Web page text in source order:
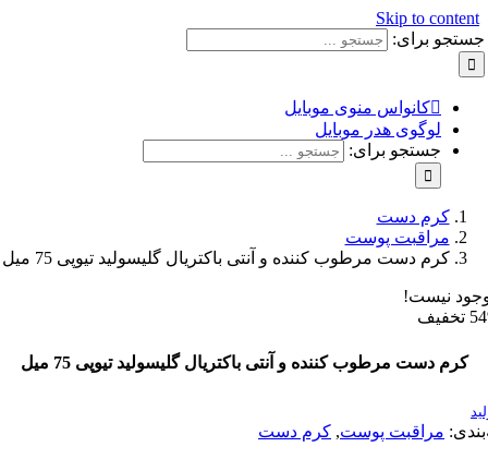
Skip to
برای:
کانواس منوی موبایل
لوگوی هدر موبایل
جستجو برای:
کرم دست
مراقبت پوست
کرم دست مرطوب کننده و آنتی باکتریال گلیسولید تیوپی 75 میل
نیست!
دست مرطوب کننده و آنتی باکتریال گلیسولید تیوپی 75 میل
مراقبت پوست,کرم دست